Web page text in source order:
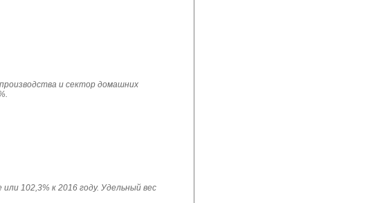
и сектор домашних
102,3% к 2016 году. Удельный вес